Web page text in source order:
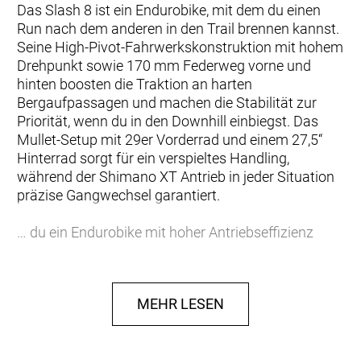
Das Slash 8 ist ein Endurobike, mit dem du einen
Run nach dem anderen in den Trail brennen kannst.
Seine High-Pivot-Fahrwerkskonstruktion mit hohem
Drehpunkt sowie 170 mm Federweg vorne und
hinten boosten die Traktion an harten
Bergaufpassagen und machen die Stabilität zur
Priorität, wenn du in den Downhill einbiegst. Das
Mullet-Setup mit 29er Vorderrad und einem 27,5“
Hinterrad sorgt für ein verspieltes Handling,
während der Shimano XT Antrieb in jeder Situation
präzise Gangwechsel garantiert.
… du ein Endurobike mit hoher Antriebseffizienz
Pivot-Konstruktion ist beeindruckend, aber die
Stabilität im Downhill ist einfach atemberaubend.
Vielseitigkeit steht bei dir ganz oben, und du liebst
MEHR LESEN